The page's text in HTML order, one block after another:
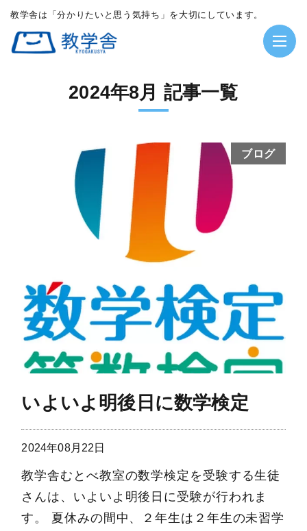
教学舎は「分かりたいと思う気持ち」を大切にしています。
2024年8月 記事一覧
ブログ
いよいよ明後日に数学検定
2024年08月22日
教学舎むとべ教室の数学検定を受験する生徒
さんは、いよいよ明後日に受験が行われま
す。 夏休みの間中、２年生は２年生の未習学